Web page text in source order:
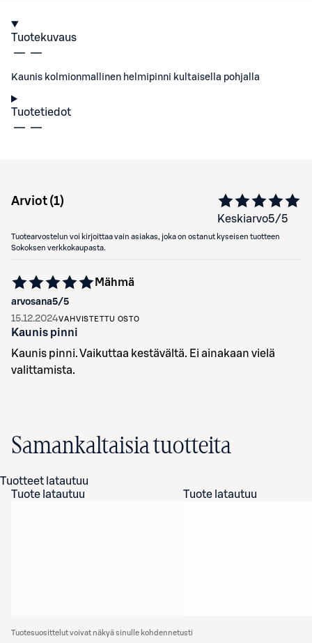
Tuotekuvaus
Kaunis kolmionmallinen helmipinni kultaisella pohjalla
Tuotetiedot
Arviot (1)
Keskiarvo5/5
Tuotearvostelun voi kirjoittaa vain asiakas, joka on ostanut kyseisen tuotteen
Sokoksen verkkokaupasta.
arvosana5/5
Mähmä
15.12.2024VAHVISTETTU OSTO
Kaunis pinni
Kaunis pinni. Vaikuttaa kestävältä. Ei ainakaan vielä
valittamista.
Samankaltaisia tuotteita
Tuotteet latautuu
Tuote latautuu
Tuote latautuu
Tuotesuosittelut voivat näkyä sinulle kohdennetusti